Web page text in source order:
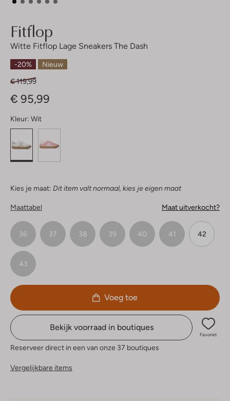
Fitflop
Witte Fitflop Lage Sneakers The Dash
-20% Nieuw
€ 119,99
€ 95,99
Kleur: Wit
Kies je maat: Dit item valt normaal, kies je eigen maat
Maattabel Maat uitverkocht?
36 37 38 39 40 41 42
43
Voeg toe
Bekijk voorraad in boutiques
Favoriet
Reserveer direct in een van onze 37 boutiques
Vergelijkbare items